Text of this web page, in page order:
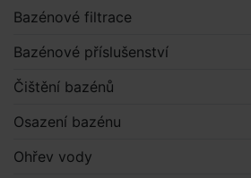
Bazénové filtrace
Bazénové příslušenství
Čištění bazénů
Osazení bazénu
Ohřev vody